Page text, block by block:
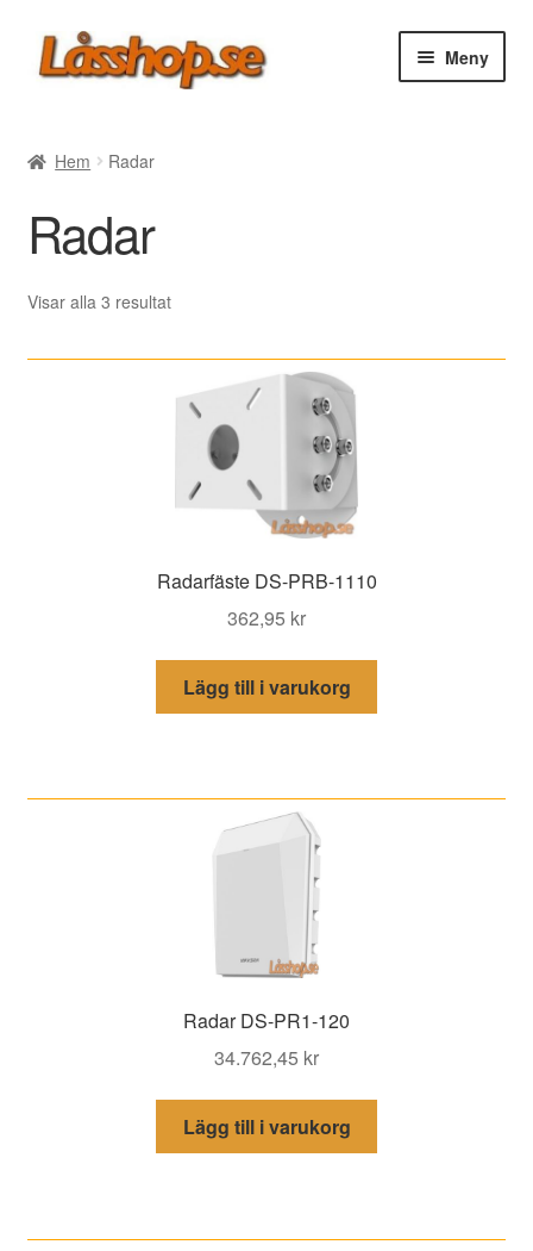
Hoppa
till
Hoppa
till
Meny
Forum/Manualer/Råd
Hem Radar
Radar
Visar alla 3 resultatSortera
senaste
Radarfäste DS-PRB-1110
362,95 kr
Lägg till i varukorg
Radar DS-PR1-120
34.762,45 kr
Lägg till i varukorg